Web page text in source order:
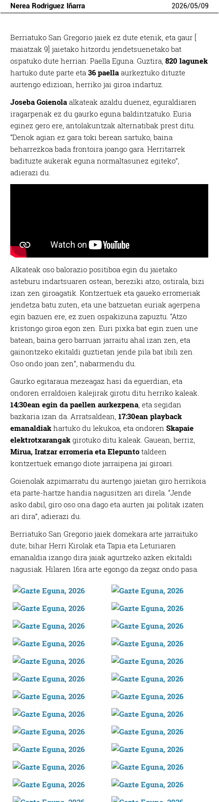
Nerea Rodriguez Iñarra 2026/05/09
Berriatuko San Gregorio jaiek ez dute etenik, eta gaur [
maiatzak 9] jaietako hitzordu jendetsuenetako bat
ospatuko dute herrian: Paella Eguna. Guztira,820 lagunek
hartuko dute parte eta36 paella aurkeztuko dituzte
aurtengo edizioan, herriko jai giroa indartuz.
Joseba Goienola alkateak azaldu duenez, eguraldiaren
iragarpenak ez du gaurko eguna baldintzatuko. Euria
eginez gero ere, antolakuntzak alternatibak prest ditu.
“Denok agian ez gara toki berean sartuko, baina
beharrezkoa bada frontoira joango gara. Herritarrek
badituzte aukerak eguna normaltasunez egiteko”,
adierazi du.
Alkateak oso balorazio positiboa egin du jaietako
asteburu indartsuaren ostean, bereziki atzo, ostirala, bizi
izan zen giroagatik. Kontzertuek eta gaueko erromeriak
jendetza batu zuten, eta une batzuetan euriak agerpena
egin bazuen ere, ez zuen ospakizuna zapuztu. “Atzo
kristongo giroa egon zen. Euri pixka bat egin zuen une
batean, baina gero barruan jarraitu ahal izan zen, eta
gainontzeko ekitaldi guztietan jende pila bat ibili zen.
Oso ondo joan zen”, nabarmendu du.
Gaurko egitaraua mezeagaz hasi da eguerdian, eta
ondoren erraldoien kalejirak girotu ditu herriko kaleak.
14:30ean egin da paellen aurkezpena, eta segidan
bazkaria izan da. Arratsaldean,17:30ean playback
emanaldiak hartuko du lekukoa, eta ondorenSkapaie
elektrotxarangak girotuko ditu kaleak. Gauean, berriz,
Mirua, Iratzar erromeria eta Elepunto taldeen
kontzertuek emango diote jarraipena jai giroari.
Goienolak azpimarratu du aurtengo jaietan giro herrikoia
eta parte-hartze handia nagusitzen ari direla. “Jende
asko dabil, giro oso ona dago eta aurten jai politak izaten
ari dira”, adierazi du.
Berriatuko San Gregorio jaiek domekara arte jarraituko
dute; bihar Herri Kirolak eta Tapia eta Leturiaren
emanaldia izango dira jaiak agurtzeko azken ekitaldi
nagusiak. Hilaren 16ra arte egongo da zegaz ondo pasa.